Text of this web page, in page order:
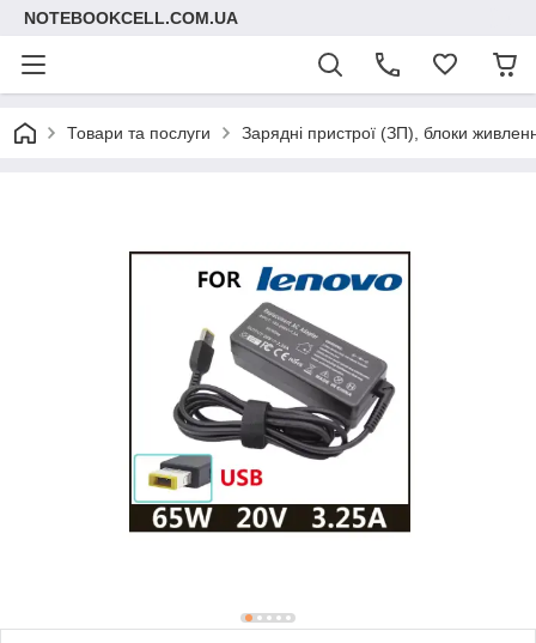
NOTEBOOKCELL.COM.UA
Товари та послуги Зарядні пристрої (ЗП), блоки